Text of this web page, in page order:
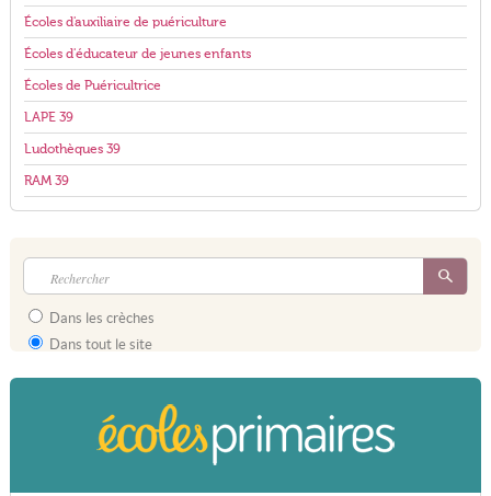
Écoles d'auxiliaire de puériculture
Écoles d'éducateur de jeunes enfants
Écoles de Puéricultrice
LAPE 39
Ludothèques 39
RAM 39
Dans les crèches
Dans tout le site